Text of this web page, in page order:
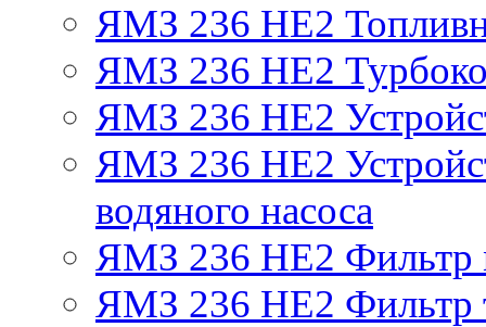
ЯМЗ 236 НЕ2
ЯМЗ 236 НЕ2
ЯМЗ 236 НЕ2
ЯМЗ 236 НЕ2
водяного насоса
ЯМЗ 236 НЕ2 Фильтр
ЯМЗ 236 НЕ2 Фильтр